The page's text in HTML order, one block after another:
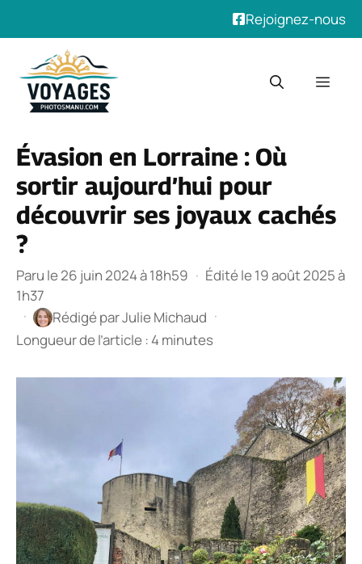
Rejoignez-nous
contenu
Évasion en Lorraine : Où
sortir aujourd’hui pour
découvrir ses joyaux cachés
?
Paru le 26 juin 2024 à 18h59 · Édité le 19 août 2025 à
1h37
·
Rédigé parJulie Michaud ·
Longueur de l’article : 4 minutes